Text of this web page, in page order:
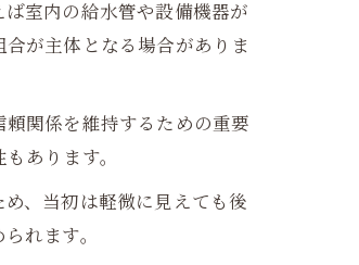
室内の給水管や設備機器が
が主体となる場合がありま
関係を維持するための重要
あります。
、当初は軽微に見えても後
れます。